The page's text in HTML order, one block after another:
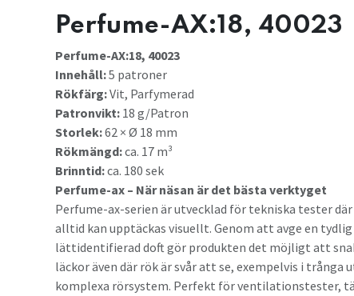
Perfume-AX:18, 40023
Perfume-AX:18, 40023
Innehåll:5 patroner
Rökfärg:Vit, Parfymerad
Patronvikt: 18 g/Patron
Storlek:62 × Ø 18 mm
Rökmängd:ca. 17 m³
Brinntid:ca. 180 sek
Perfume-ax – När näsan är det bästa verktyget
Perfume-ax-serien är utvecklad för tekniska tester
alltid kan upptäckas visuellt. Genom att avge en tydlig
lättidentifierad doft gör produkten det möjligt att
läckor även där rök är svår att se, exempelvis i trånga
komplexa rörsystem. Perfekt för ventilationstester,